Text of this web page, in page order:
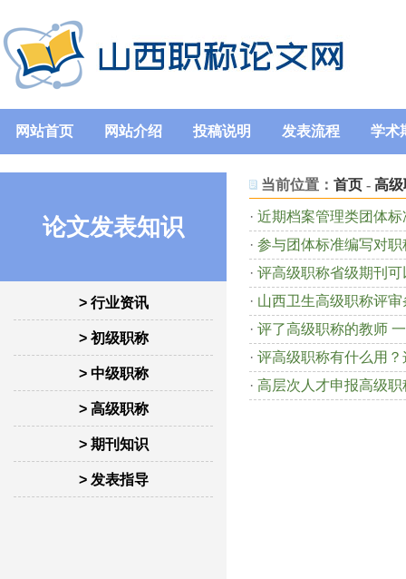
网站首页 网站介绍 投稿说明 发表流程 学术
论文发表知识
> 行业资讯
> 初级职称
> 中级职称
> 高级职称
> 期刊知识
> 发表指导
当前位置： 首页 - 高
· 近期档案管理类团体标
· 参与团体标准编写对
· 评高级职称省级期刊可
· 山西卫生高级职称评
· 评了高级职称的教师
· 评高级职称有什么用
· 高层次人才申报高级职